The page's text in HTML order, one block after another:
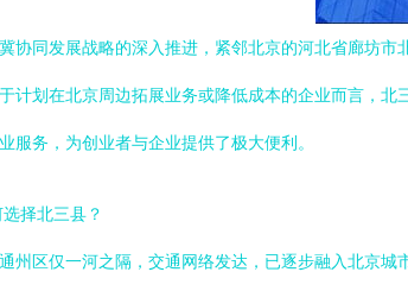
协同发展战略的深入推进，紧邻北京的河北省廊坊
计划在北京周边拓展业务或降低成本的企业而言，
服务，为创业者与企业提供了极大便利。
择北三县？
州区仅一河之隔，交通网络发达，已逐步融入北京